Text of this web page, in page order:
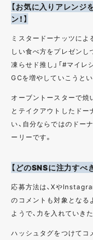
【お気に入りアレン
ン！】
ミスタードーナッツによ
しい食べ方をプレゼンし
凍らせド推し」「#マイレ
GCを増やしていこうと
オーブントースターで焼
とテイクアウトしたドー
い、自分ならではのドー
ーリーです。
【どのSNSに注力すべ
応募方法は、Xや
のコメントも対象となる
ようで、力を入れていき
ハッシュタグをつけて